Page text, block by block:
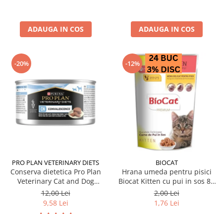
ADAUGA IN COS ADAUGA IN COS
-20%
PRO PLAN VETERINARY DIETS
Conserva dietetica Pro Plan
Veterinary Cat and Dog
Convalescence 195 gr
12,00 Lei
9,58 Lei
-12%
BIOCAT
Hrana umeda pentru pisici
Biocat Kitten cu pui in sos 85
gr
2,00 Lei
1,76 Lei